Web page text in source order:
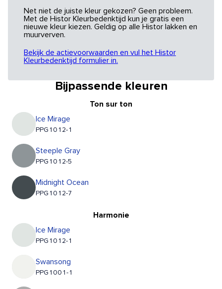
Net niet de juiste kleur gekozen? Geen probleem.
Met de Histor Kleurbedenktijd kun je gratis een
nieuwe kleur kiezen. Geldig op alle Histor lakken en
muurverven.
Bekijk de actievoorwaarden en vul het Histor
Kleurbedenktijd formulier in.
Bijpassende kleuren
Ton sur ton
Ice Mirage
PPG1012-1
Steeple Gray
PPG1012-5
Midnight Ocean
PPG1012-7
Harmonie
Ice Mirage
PPG1012-1
Swansong
PPG1001-1